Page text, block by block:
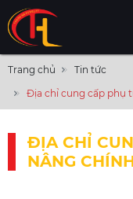
Trang chủ
Tin tức
Địa chỉ cung cấp phụ
ĐỊA CHỈ
NÂNG